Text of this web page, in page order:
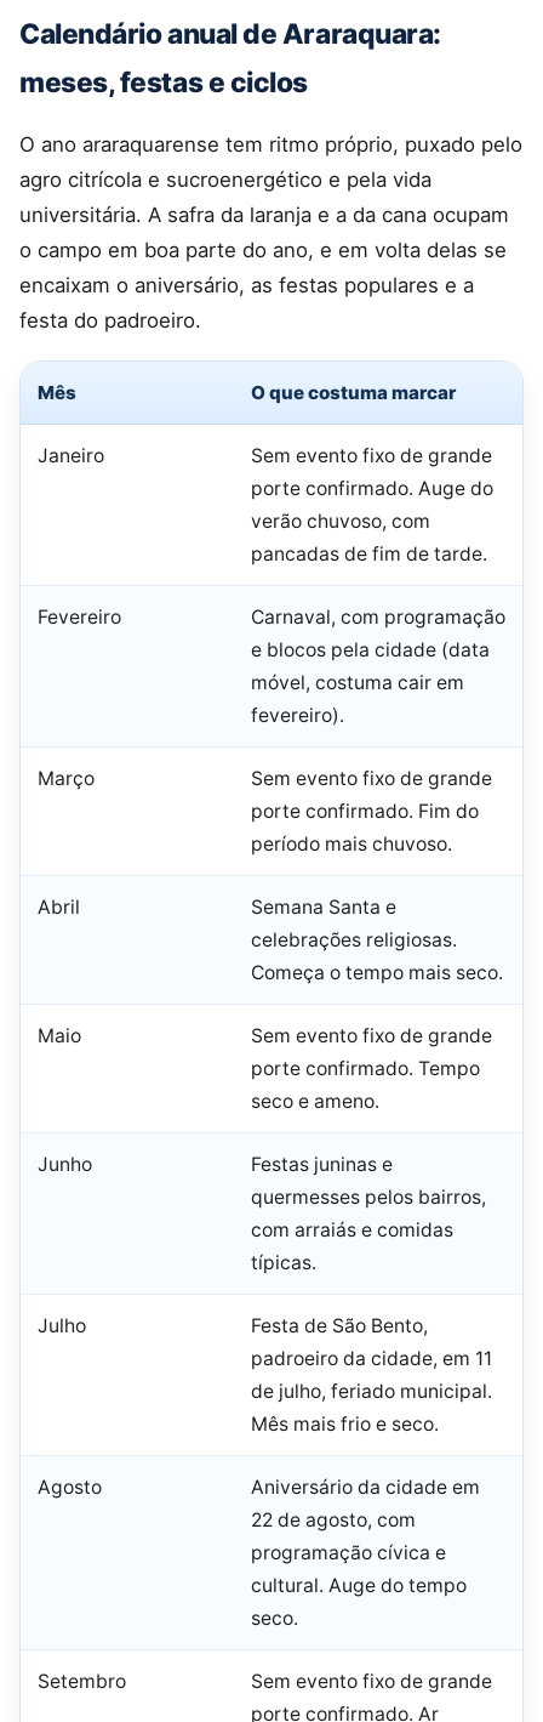
Calendário anual de Araraquara:
meses, festas e ciclos
O ano araraquarense tem ritmo próprio, puxado pelo
agro citrícola e sucroenergético e pela vida
universitária. A safra da laranja e a da cana ocupam
o campo em boa parte do ano, e em volta delas se
encaixam o aniversário, as festas populares e a
festa do padroeiro.
Mês O que costuma marcar
Janeiro
Sem evento fixo de grande
porte confirmado. Auge do
verão chuvoso, com
pancadas de fim de tarde.
Fevereiro
Carnaval, com programação
e blocos pela cidade (data
móvel, costuma cair em
fevereiro).
Março
Sem evento fixo de grande
porte confirmado. Fim do
período mais chuvoso.
Abril
Semana Santa e
celebrações religiosas.
Começa o tempo mais seco.
Maio
Sem evento fixo de grande
porte confirmado. Tempo
seco e ameno.
Junho
Festas juninas e
quermesses pelos bairros,
com arraiás e comidas
típicas.
Julho
Festa de São Bento,
padroeiro da cidade, em 11
de julho, feriado municipal.
Mês mais frio e seco.
Agosto
Aniversário da cidade em
22 de agosto, com
programação cívica e
cultural. Auge do tempo
seco.
Setembro
Sem evento fixo de grande
porte confirmado. Ar